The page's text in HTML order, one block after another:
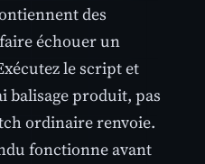
des
échouer un
le script et
balisage produit, pas
ordinaire renvoie.
fonctionne avant